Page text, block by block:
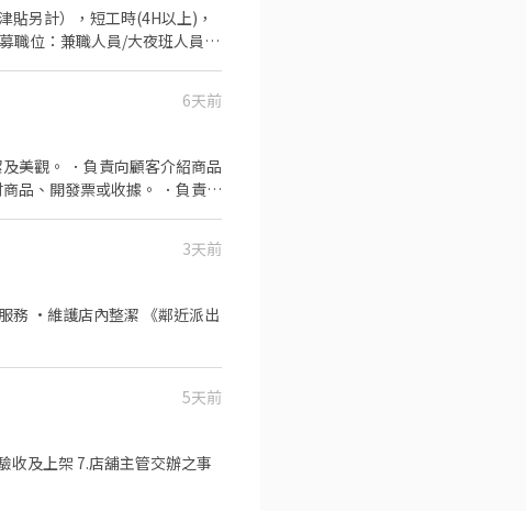
6天前
美觀。 ．負責向顧客介紹商品
品、開發票或收據。 ．負責在
3天前
務 ·維護店內整潔 《鄰近派出
5天前
收及上架 7.店舖主管交辦之事